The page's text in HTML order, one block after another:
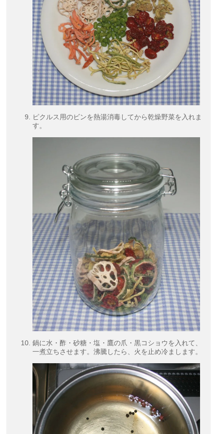
ピクルス用のビンを熱湯消毒してから乾燥野菜を入れま
す。
鍋に水・酢・砂糖・塩・鷹の爪・黒コショウを入れて、
一煮立ちさせます。沸騰したら、火を止め冷まします。